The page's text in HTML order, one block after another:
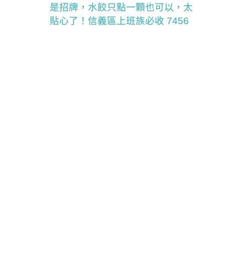
是招牌，水餃只點一顆也可以，太
貼心了！信義區上班族必收 7456